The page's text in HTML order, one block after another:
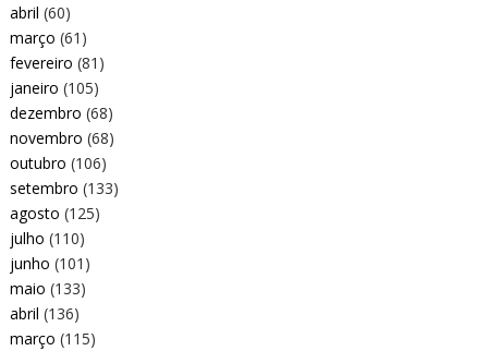
abril (60)
março (61)
fevereiro (81)
janeiro (105)
dezembro (68)
novembro (68)
outubro (106)
setembro (133)
agosto (125)
julho (110)
junho (101)
maio (133)
abril (136)
março (115)